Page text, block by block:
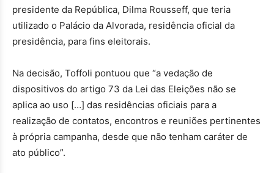
presidente da República, Dilma Rousseff, que teria
utilizado o Palácio da Alvorada, residência oficial da
presidência, para fins eleitorais.
Na decisão, Toffoli pontuou que “a vedação de
dispositivos do artigo 73 da Lei das Eleições não se
aplica ao uso […] das residências oficiais para a
realização de contatos, encontros e reuniões pertinentes
à própria campanha, desde que não tenham caráter de
ato público”.